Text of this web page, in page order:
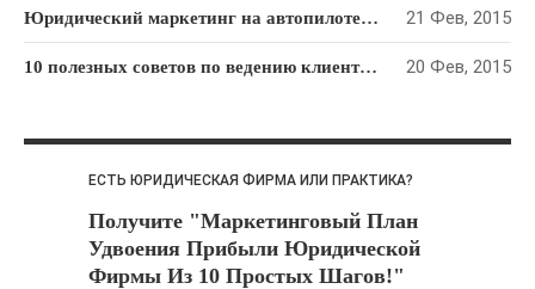
Юридический маркетинг на автопилоте: как привлекать клиентов на “раз-два-три” 21 Фев, 2015
10 полезных советов по ведению клиентской рассылки для юридической фирмы 20 Фев, 2015
ЕСТЬ ЮРИДИЧЕСКАЯ ФИРМА ИЛИ ПРАКТИКА?
Получите "Маркетинговый План
Удвоения Прибыли Юридической
Фирмы Из 10 Простых Шагов!"